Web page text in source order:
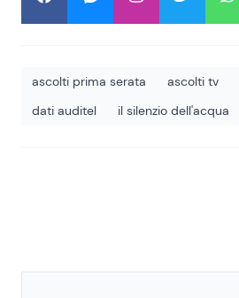
ascolti prima serata ascolti tv
dati auditel
il silenzio dell'acqua